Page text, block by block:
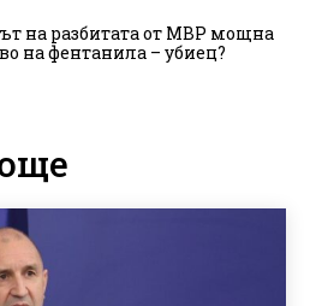
на разбитата от МВР мощна
на фентанила – убиец?